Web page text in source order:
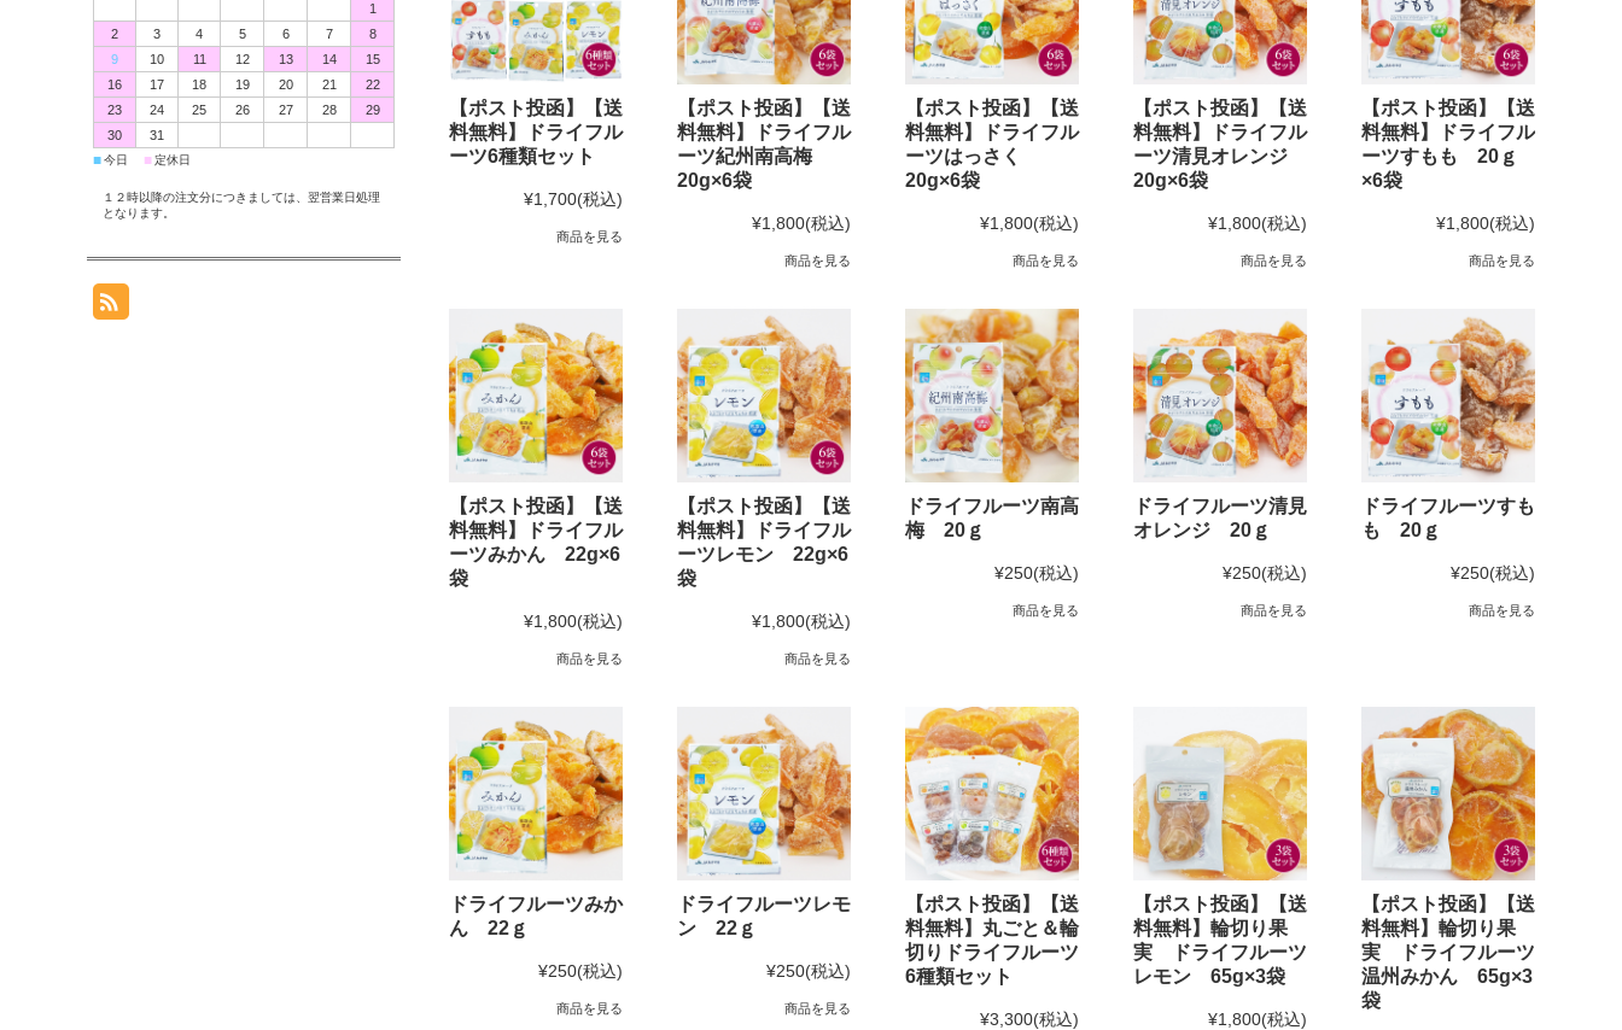
【ポスト投函】【送
料無料】ドライフル
ーツ6種類セット
¥1,700(税込)
商品を見る
【ポスト投函】【送
料無料】ドライフル
ーツ紀州南高梅
20g×6袋
¥1,800(税込)
商品を見る
【ポスト投函】【送
料無料】ドライフル
ーツはっさく
20g×6袋
¥1,800(税込)
商品を見る
【ポスト投函】【送
料無料】ドライフル
ーツ清見オレンジ
20g×6袋
¥1,800(税込)
商品を見る
【ポスト投函】【送
料無料】ドライフル
ーツすもも 20ｇ
×6袋
¥1,800(税込)
商品を見る
【ポスト投函】【送
料無料】ドライフル
ーツみかん 22g×6
袋
¥1,800(税込)
商品を見る
【ポスト投函】【送
料無料】ドライフル
ーツレモン 22g×6
袋
¥1,800(税込)
商品を見る
ドライフルーツ南高
梅 20ｇ
¥250(税込)
商品を見る
ドライフルーツ清見
オレンジ 20ｇ
¥250(税込)
商品を見る
ドライフルーツすも
も 20ｇ
¥250(税込)
商品を見る
ドライフルーツみか
ん 22ｇ
¥250(税込)
商品を見る
ドライフルーツレモ
ン 22ｇ
¥250(税込)
商品を見る
【ポスト投函】【送
料無料】丸ごと＆輪
切りドライフルーツ
6種類セット
¥3,300(税込)
【ポスト投函】【送
料無料】輪切り果
実 ドライフルーツ
レモン 65g×3袋
¥1,800(税込)
【ポスト投函】【送
料無料】輪切り果
実 ドライフルーツ
温州みかん 65g×3
袋
1
2
3 4 5 6 7
8
9
10 11 12 13 14
15
16
17 18 19 20 21
22
23
24 25 26 27 28
29
30
31
■今日 ■定休日
１２時以降の注文分につきましては、翌営業日処理
となります。